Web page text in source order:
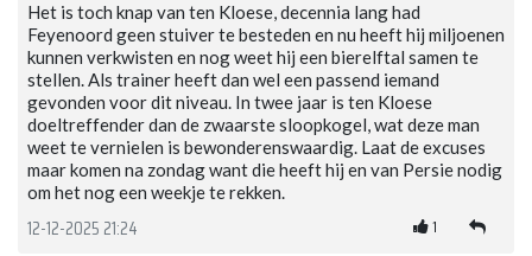
Het is toch knap van ten Kloese, decennia lang had
Feyenoord geen stuiver te besteden en nu heeft hij miljoenen
kunnen verkwisten en nog weet hij een bierelftal samen te
stellen. Als trainer heeft dan wel een passend iemand
gevonden voor dit niveau. In twee jaar is ten Kloese
doeltreffender dan de zwaarste sloopkogel, wat deze man
weet te vernielen is bewonderenswaardig. Laat de excuses
maar komen na zondag want die heeft hij en van Persie nodig
om het nog een weekje te rekken.
12-12-2025 21:24 1